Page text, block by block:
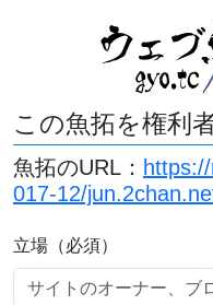
この魚拓を権利
魚拓のURL：
017-12/
立場（必須）